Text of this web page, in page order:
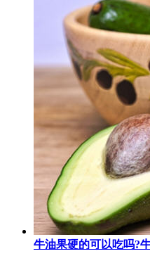
牛油果硬的可以吃吗?